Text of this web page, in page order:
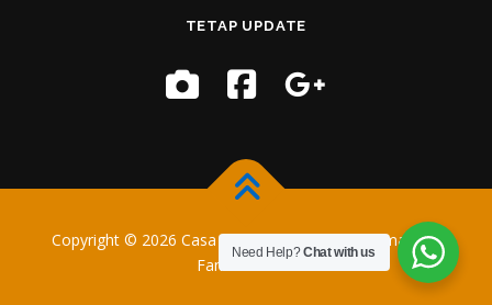
TETAP UPDATE
Copyright © 2026 Casa Training–OnePresstema oleh
FameThemes
Need Help?Chat with us